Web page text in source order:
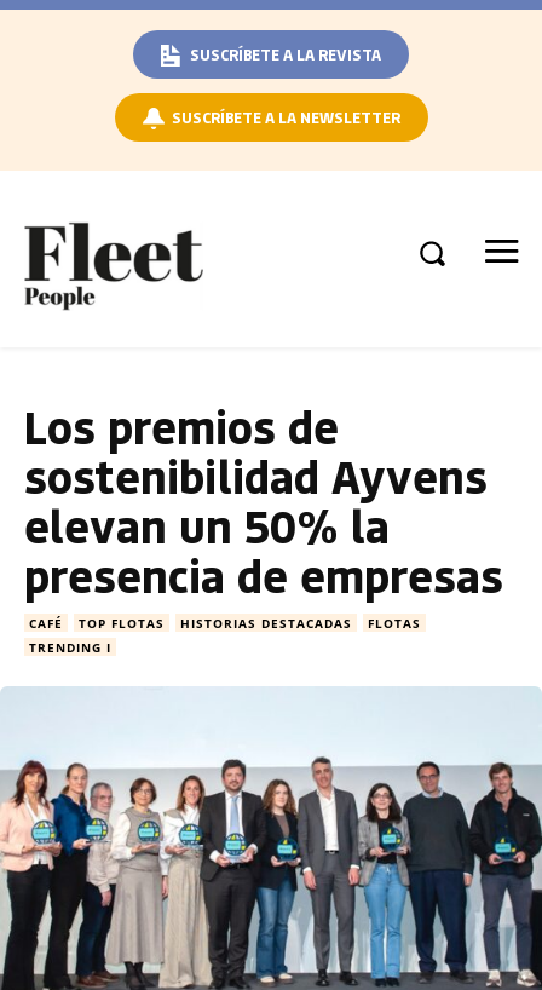
SUSCRÍBETE A LA REVISTA
SUSCRÍBETE A LA NEWSLETTER
Los premios de
sostenibilidad Ayvens
elevan un 50% la
presencia de empresas
CAFÉ TOP FLOTAS HISTORIAS DESTACADAS
FLOTAS
TRENDING I